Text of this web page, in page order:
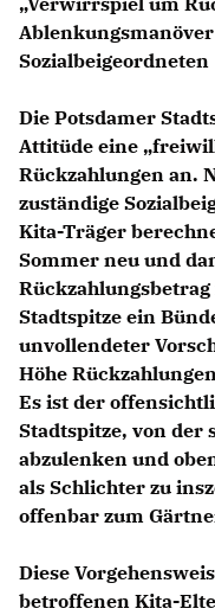
Sozialbeigeordneten
Die Potsdamer
Attitüde eine
Rückzahlungen an.
zuständige
Kita-Träger
Sommer neu und
Stadtspitze ein
unvollendeter
Höhe
Es ist der
Stadtspitze, von der
abzulenken und
als Schlichter zu
offenbar zum
Diese
betroffenen Kita-